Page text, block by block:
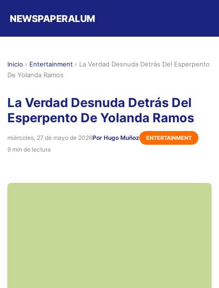
NEWSPAPERALUM
Inicio › Entertainment › La Verdad Desnuda Detrás Del Esperpento
De Yolanda Ramos
La Verdad Desnuda Detrás Del
Esperpento De Yolanda Ramos
miércoles, 27 de mayo de 2026Por Hugo Muñoz ENTERTAINMENT
9 min de lectura